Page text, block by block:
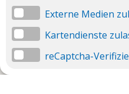
Externe Medien
Kartendienste
reCaptcha-